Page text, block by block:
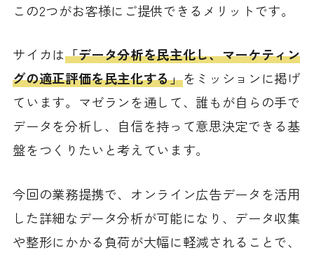
この2つがお客様にご提供できるメリットです。
サイカは「データ分析を民主化し、マーケティン
グの適正評価を民主化する」をミッションに掲げ
ています。マゼランを通して、誰もが自らの手で
データを分析し、自信を持って意思決定できる基
盤をつくりたいと考えています。
今回の業務提携で、オンライン広告データを活用
した詳細なデータ分析が可能になり、データ収集
や整形にかかる負荷が大幅に軽減されることで、